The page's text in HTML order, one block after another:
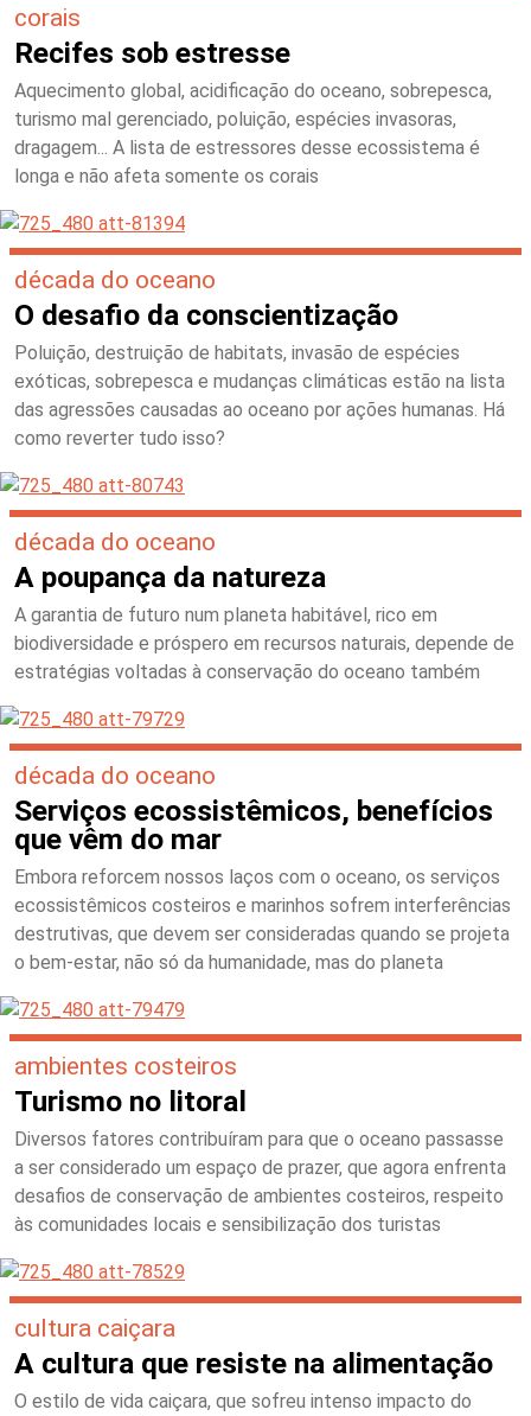
corais
Recifes sob estresse
Aquecimento global, acidificação do oceano, sobrepesca,
turismo mal gerenciado, poluição, espécies invasoras,
dragagem... A lista de estressores desse ecossistema é
longa e não afeta somente os corais
década do oceano
O desafio da conscientização
Poluição, destruição de habitats, invasão de espécies
exóticas, sobrepesca e mudanças climáticas estão na lista
das agressões causadas ao oceano por ações humanas. Há
como reverter tudo isso?
década do oceano
A poupança da natureza
A garantia de futuro num planeta habitável, rico em
biodiversidade e próspero em recursos naturais, depende de
estratégias voltadas à conservação do oceano também
década do oceano
Serviços ecossistêmicos, benefícios
que vêm do mar
Embora reforcem nossos laços com o oceano, os serviços
ecossistêmicos costeiros e marinhos sofrem interferências
destrutivas, que devem ser consideradas quando se projeta
o bem-estar, não só da humanidade, mas do planeta
ambientes costeiros
Turismo no litoral
Diversos fatores contribuíram para que o oceano passasse
a ser considerado um espaço de prazer, que agora enfrenta
desafios de conservação de ambientes costeiros, respeito
às comunidades locais e sensibilização dos turistas
cultura caiçara
A cultura que resiste na alimentação
O estilo de vida caiçara, que sofreu intenso impacto do